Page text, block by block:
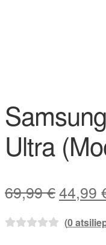
Ultra
69,99€Original
was:
44,99
(0